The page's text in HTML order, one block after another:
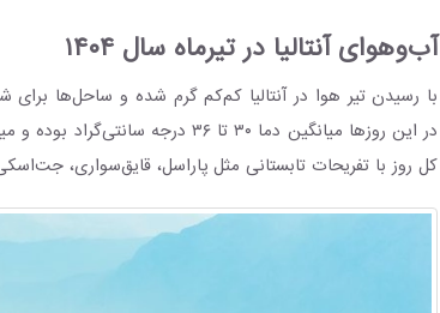
آب‌وهوای آنتالیا در تیرماه سال ۱۴۰۴
با رسیدن تیر هوا در آنتالیا کم‌کم گرم شده و ساحل‌ها برای
کل روز با تفریحات تابستانی مثل پاراسل، قایق‌سواری،